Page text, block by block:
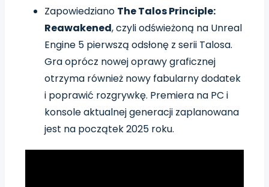
Zapowiedziano The Talos Principle:
Reawakened, czyli odświeżoną na Unreal
Engine 5 pierwszą odsłonę z serii Talosa.
Gra oprócz nowej oprawy graficznej
otrzyma również nowy fabularny dodatek
i poprawić rozgrywkę. Premiera na PC i
konsole aktualnej generacji zaplanowana
jest na początek 2025 roku.